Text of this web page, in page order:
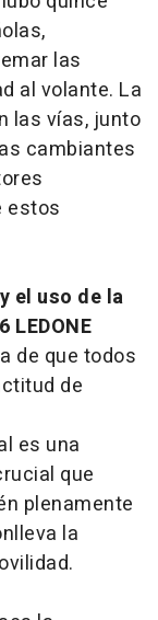
las
al volante. La
las vías, junto
cambiantes
estos
el uso de la
de que todos
de
es una
que
plenamente
la